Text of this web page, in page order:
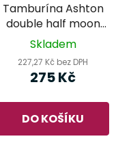
Tamburína Ashton
double half moon
černá HNT20DBK
Skladem
227,27 Kč bez DPH
275 Kč
DO KOŠÍKU